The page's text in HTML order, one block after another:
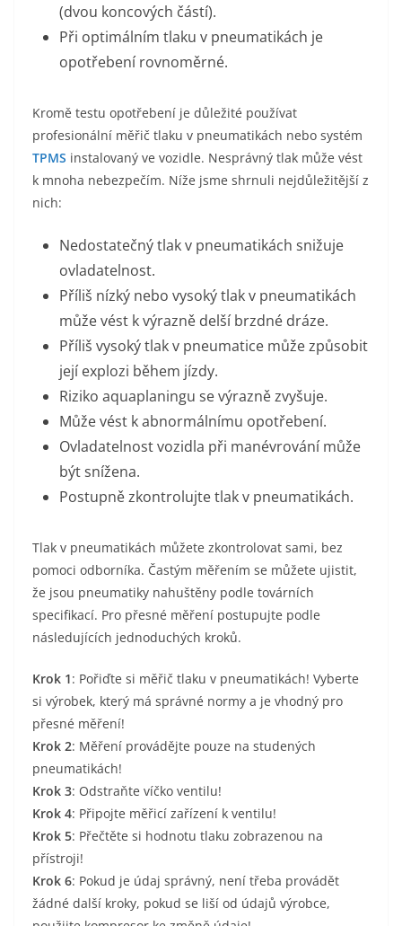
(dvou koncových částí).
Při optimálním tlaku v pneumatikách je
opotřebení rovnoměrné.
Kromě testu opotřebení je důležité používat
profesionální měřič tlaku v pneumatikách nebo systém
TPMS instalovaný ve vozidle. Nesprávný tlak může vést
k mnoha nebezpečím. Níže jsme shrnuli nejdůležitější z
nich:
Nedostatečný tlak v pneumatikách snižuje
ovladatelnost.
Příliš nízký nebo vysoký tlak v pneumatikách
může vést k výrazně delší brzdné dráze.
Příliš vysoký tlak v pneumatice může způsobit
její explozi během jízdy.
Riziko aquaplaningu se výrazně zvyšuje.
Může vést k abnormálnímu opotřebení.
Ovladatelnost vozidla při manévrování může
být snížena.
Postupně zkontrolujte tlak v pneumatikách.
Tlak v pneumatikách můžete zkontrolovat sami, bez
pomoci odborníka. Častým měřením se můžete ujistit,
že jsou pneumatiky nahuštěny podle továrních
specifikací. Pro přesné měření postupujte podle
následujících jednoduchých kroků.
Krok 1: Pořiďte si měřič tlaku v pneumatikách! Vyberte
si výrobek, který má správné normy a je vhodný pro
přesné měření!
Krok 2: Měření provádějte pouze na studených
pneumatikách!
Krok 3: Odstraňte víčko ventilu!
Krok 4: Připojte měřicí zařízení k ventilu!
Krok 5: Přečtěte si hodnotu tlaku zobrazenou na
přístroji!
Krok 6: Pokud je údaj správný, není třeba provádět
žádné další kroky, pokud se liší od údajů výrobce,